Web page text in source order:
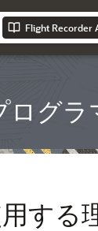
Flight Recorder
ログ
する